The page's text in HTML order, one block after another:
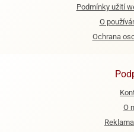
Podmínky užití
O
Ochrana
O